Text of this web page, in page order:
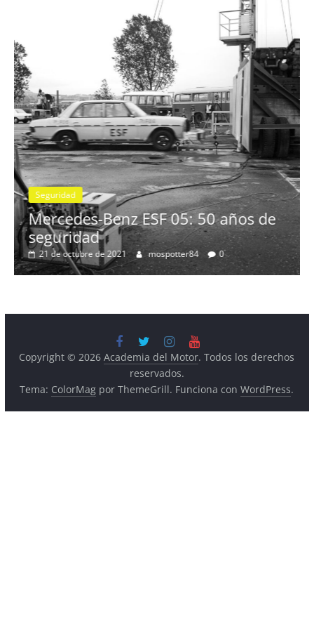
años de
Seguridad
Llamada a revisión en
Toyota y Lexus por la
gasolina
2 de julio de 2021 mospotter84
Copyright © 2026Academia del Motor. Todos los derechos
por ThemeGrill. Funciona con